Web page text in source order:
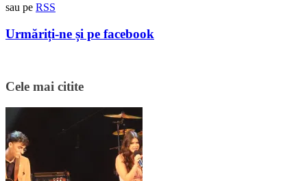
sau pe RSS
Urmăriți-ne și pe facebook
Cele mai citite